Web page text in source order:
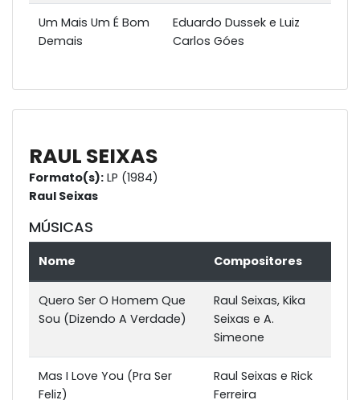
Um Mais Um É Bom
Demais
Eduardo Dussek e Luiz
Carlos Góes
RAUL SEIXAS
Formato(s): LP (1984)
Raul Seixas
MÚSICAS
Nome Compositores
Quero Ser O Homem Que
Sou (Dizendo A Verdade)
Raul Seixas, Kika
Seixas e A.
Simeone
Mas I Love You (Pra Ser
Feliz)
Raul Seixas e Rick
Ferreira